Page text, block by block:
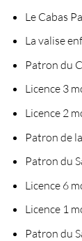
Le Cabas
La valise
Patron du
Licence 3
Licence 2
Patron de
Patron du
Licence 6
Licence 1
Patron du